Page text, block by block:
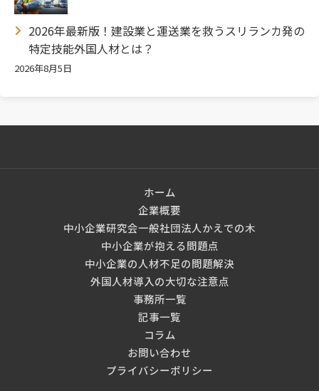
2026年最新版！建設業と運送業を救うスリランカ発の
特定技能外国人材とは？
2026年8月5日
ホーム
企業概要
中小企業研究会一般社団法人かえでの木
中小企業が抱える問題点
中小企業の人材不足の問題解決
外国人材導入の大切な注意点
事務所一覧
記事一覧
コラム
お問い合わせ
プライバシーポリシー